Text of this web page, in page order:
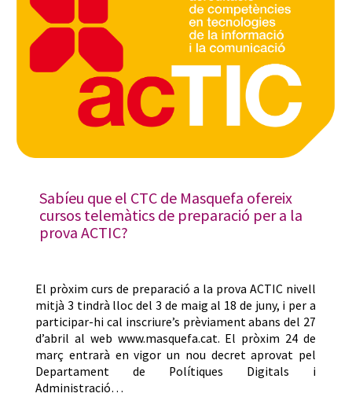
Sabíeu que el CTC de Masquefa ofereix
cursos telemàtics de preparació per a la
prova ACTIC?
El pròxim curs de preparació a la prova ACTIC nivell
mitjà 3 tindrà lloc del 3 de maig al 18 de juny, i per a
participar-hi cal inscriure’s prèviament abans del 27
d’abril al web www.masquefa.cat. El pròxim 24 de
març entrarà en vigor un nou decret aprovat pel
Departament de Polítiques Digitals i
Administració…